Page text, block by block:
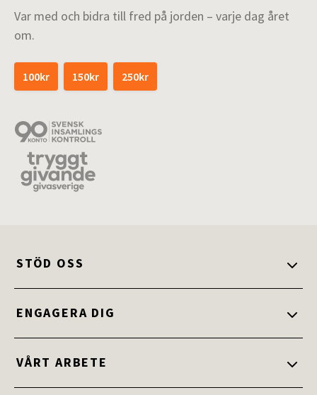
Var med och bidra till fred på jorden – varje dag året
om.
100kr 150kr 250kr
STÖD OSS
Ge en gåva
Ge bort ett gåvokort
ENGAGERA DIG
Bli medlem
VÅRT ARBETE